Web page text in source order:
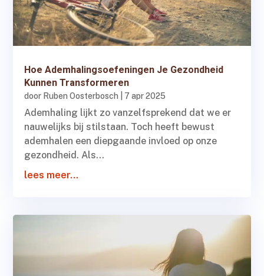
Hoe Ademhalingsoefeningen Je Gezondheid
Kunnen Transformeren
door Ruben Oosterbosch 7 apr 2025
Ademhaling lijkt zo vanzelfsprekend dat we er
nauwelijks bij stilstaan. Toch heeft bewust
ademhalen een diepgaande invloed op onze
gezondheid. Als...
lees meer...